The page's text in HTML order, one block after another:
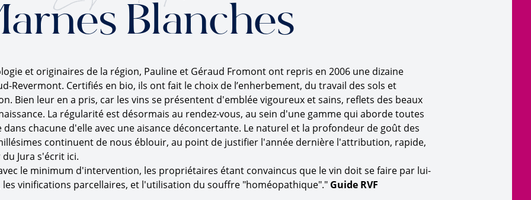
Blanches
et originaires de la région, Pauline et Géraud Fromont ont repris en 2006 une dizaine
Revermont. Certifiés en bio, ils ont fait le choix de l’enherbement, du travail des sols et
Bien leur en a pris, car les vins se présentent d'emblée vigoureux et sains, reflets des beaux
La régularité est désormais au rendez-vous, au sein d'une gamme qui aborde toutes
chacune d'elle avec une aisance déconcertante. Le naturel et la profondeur de goût des
continuent de nous éblouir, au point de justifier l'année dernière l'attribution, rapide,
Jura s'écrit ici.
le minimum d'intervention, les propriétaires étant convaincus que le vin doit se faire par lui-
les vinifications parcellaires, et l'utilisation du souffre "homéopathique"." Guide RVF